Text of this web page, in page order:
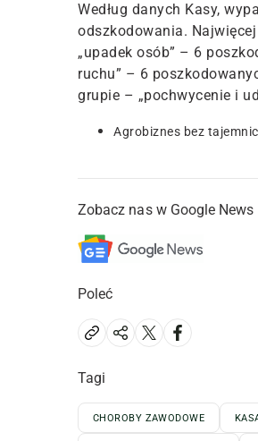
Według danych Kasy,
odszkodowania.
„upadek osób” – 6
ruchu” – 6
grupie – „pochwycenie i
Agrobiznes bez
Zobacz nas w Google News
Poleć
Tagi
CHOROBY ZAWODOWE